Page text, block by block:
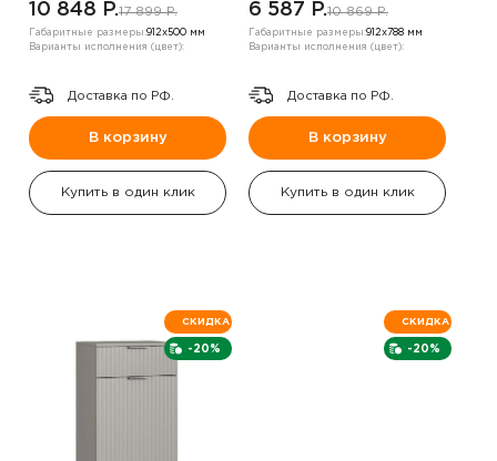
10 848 P.17 899 P.
Габаритные размеры:912х500 мм
Варианты исполнения (цвет):
Доставка по РФ.
В корзину
Купить в один клик
6 587 P.10 869 P.
Габаритные размеры:912х788 мм
Варианты исполнения (цвет):
Доставка по РФ.
В корзину
Купить в один клик
-20%
СКИДКА
-20%
СКИДКА